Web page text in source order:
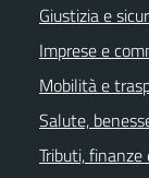
Giustizia e
Imprese e
Mobilità e
Salute,
Tributi,